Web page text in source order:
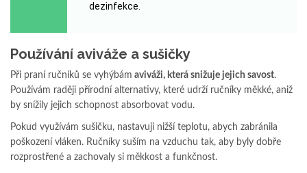
dezinfekce.
Používání aviváže a sušičky
Při praní ručníků se vyhýbám aviváži, která snižuje jejich savost.
Používám raději přírodní alternativy, které udrží ručníky měkké, aniž
by snížily jejich schopnost absorbovat vodu.
Pokud využívám sušičku, nastavuji nižší teplotu, abych zabránila
poškození vláken. Ručníky suším na vzduchu tak, aby byly dobře
rozprostřené a zachovaly si měkkost a funkčnost.